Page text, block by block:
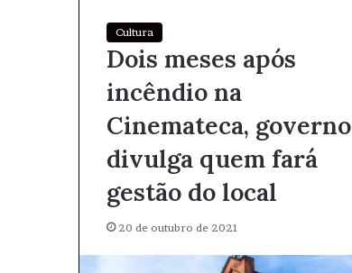
Cultura
Dois meses após
incêndio na
Cinemateca, governo
divulga quem fará
gestão do local
20 de outubro de 2021